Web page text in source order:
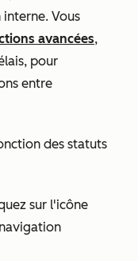
interne. Vous
avancées,
pour
entre
des statuts
sur l'icône